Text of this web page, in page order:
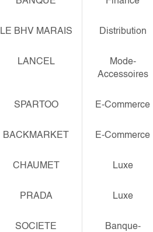
LE BHV MARAIS Distribution
LANCEL
Mode-
Accessoires
SPARTOO E-Commerce
BACKMARKET E-Commerce
CHAUMET Luxe
PRADA Luxe
SOCIETE
Banque-